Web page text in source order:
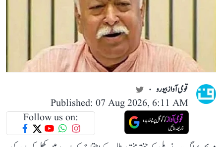
قومی آواز بیورو
Published: 07 Aug 2026, 6:11 AM
Follow us on: